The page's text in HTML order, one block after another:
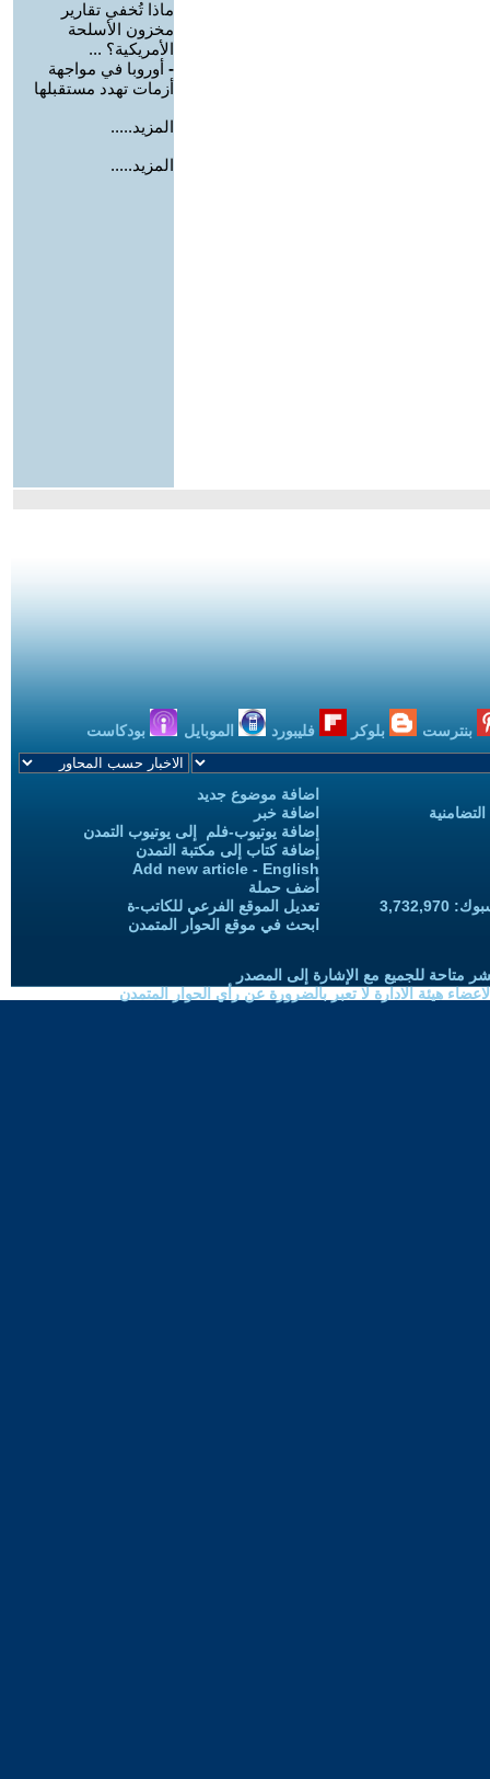
ماذا تُخفي تقارير
مخزون الأسلحة
الأمريكية؟ ...
- أوروبا في مواجهة
أزمات تهدد مستقبلها
المزيد.....
المزيد.....
بنترست بلوكر فليبورد الموبايل بودكاست
اضافة موضوع جديد
اضافة خبر
إضافة يوتيوب-فلم إلى يوتيوب التمدن
إضافة كتاب إلى مكتبة التمدن
Add new article - English
أضف حملة
تعديل الموقع الفرعي للكاتب-ة
ابحث في موقع الحوار المتمدن
متاحة للجميع مع الإشارة إلى المصدر
هيئة الادارة لا تعبر بالضرورة عن رأي الحوار المتمدن